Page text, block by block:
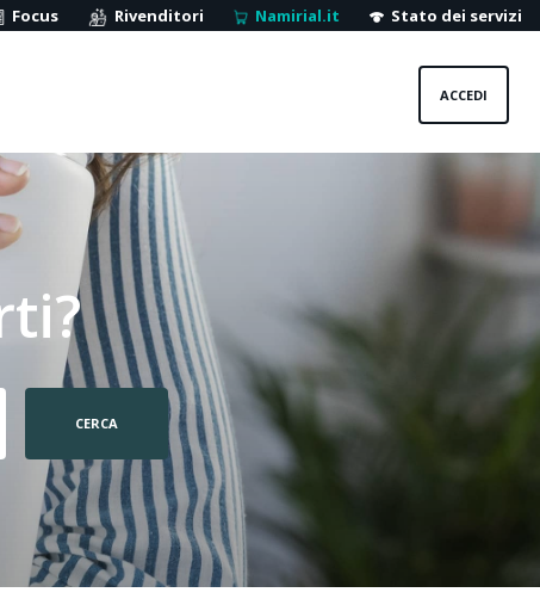
Focus Rivenditori Namirial.it Stato dei servizi
ACCEDI